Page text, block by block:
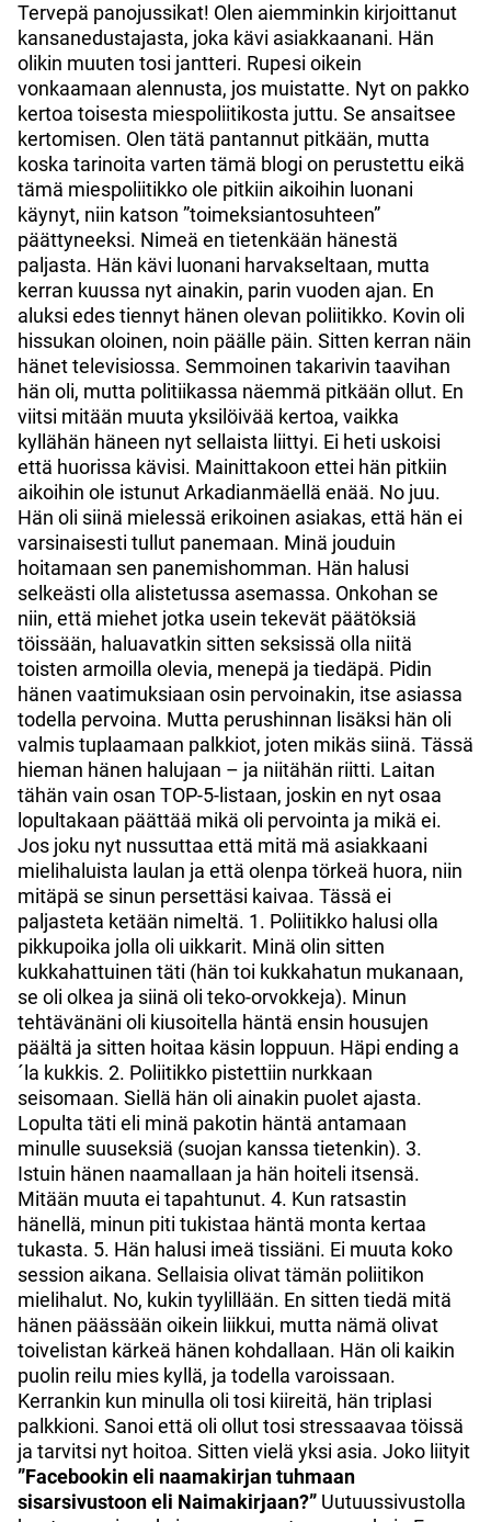
Tervepä panojussikat! Olen aiemminkin kirjoittanut
kansanedustajasta, joka kävi asiakkaanani. Hän
olikin muuten tosi jantteri. Rupesi oikein
vonkaamaan alennusta, jos muistatte. Nyt on pakko
kertoa toisesta miespoliitikosta juttu. Se ansaitsee
kertomisen. Olen tätä pantannut pitkään, mutta
koska tarinoita varten tämä blogi on perustettu eikä
tämä miespoliitikko ole pitkiin aikoihin luonani
käynyt, niin katson ”toimeksiantosuhteen”
päättyneeksi. Nimeä en tietenkään hänestä
paljasta. Hän kävi luonani harvakseltaan, mutta
kerran kuussa nyt ainakin, parin vuoden ajan. En
aluksi edes tiennyt hänen olevan poliitikko. Kovin oli
hissukan oloinen, noin päälle päin. Sitten kerran näin
hänet televisiossa. Semmoinen takarivin taavihan
hän oli, mutta politiikassa näemmä pitkään ollut. En
viitsi mitään muuta yksilöivää kertoa, vaikka
kyllähän häneen nyt sellaista liittyi. Ei heti uskoisi
että huorissa kävisi. Mainittakoon ettei hän pitkiin
aikoihin ole istunut Arkadianmäellä enää. No juu.
Hän oli siinä mielessä erikoinen asiakas, että hän ei
varsinaisesti tullut panemaan. Minä jouduin
hoitamaan sen panemishomman. Hän halusi
selkeästi olla alistetussa asemassa. Onkohan se
niin, että miehet jotka usein tekevät päätöksiä
töissään, haluavatkin sitten seksissä olla niitä
toisten armoilla olevia, menepä ja tiedäpä. Pidin
hänen vaatimuksiaan osin pervoinakin, itse asiassa
todella pervoina. Mutta perushinnan lisäksi hän oli
valmis tuplaamaan palkkiot, joten mikäs siinä. Tässä
hieman hänen halujaan – ja niitähän riitti. Laitan
tähän vain osan TOP-5-listaan, joskin en nyt osaa
lopultakaan päättää mikä oli pervointa ja mikä ei.
Jos joku nyt nussuttaa että mitä mä asiakkaani
mielihaluista laulan ja että olenpa törkeä huora, niin
mitäpä se sinun persettäsi kaivaa. Tässä ei
paljasteta ketään nimeltä. 1. Poliitikko halusi olla
pikkupoika jolla oli uikkarit. Minä olin sitten
kukkahattuinen täti (hän toi kukkahatun mukanaan,
se oli olkea ja siinä oli teko-orvokkeja). Minun
tehtävänäni oli kiusoitella häntä ensin housujen
päältä ja sitten hoitaa käsin loppuun. Häpi ending a
´la kukkis. 2. Poliitikko pistettiin nurkkaan
seisomaan. Siellä hän oli ainakin puolet ajasta.
Lopulta täti eli minä pakotin häntä antamaan
minulle suuseksiä (suojan kanssa tietenkin). 3.
Istuin hänen naamallaan ja hän hoiteli itsensä.
Mitään muuta ei tapahtunut. 4. Kun ratsastin
hänellä, minun piti tukistaa häntä monta kertaa
tukasta. 5. Hän halusi imeä tissiäni. Ei muuta koko
session aikana. Sellaisia olivat tämän poliitikon
mielihalut. No, kukin tyylillään. En sitten tiedä mitä
hänen päässään oikein liikkui, mutta nämä olivat
toivelistan kärkeä hänen kohdallaan. Hän oli kaikin
puolin reilu mies kyllä, ja todella varoissaan.
Kerrankin kun minulla oli tosi kiireitä, hän triplasi
palkkioni. Sanoi että oli ollut tosi stressaavaa töissä
ja tarvitsi nyt hoitoa. Sitten vielä yksi asia. Joko liityit
”Facebookin eli naamakirjan tuhmaan
sisarsivustoon eli Naimakirjaan?” Uutuussivustolla